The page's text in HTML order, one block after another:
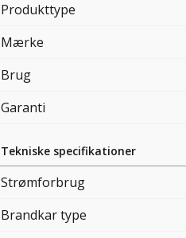
Produkttype
Mærke
Brug
Garanti
Tekniske specifikationer
Strømforbrug
Brandkar type